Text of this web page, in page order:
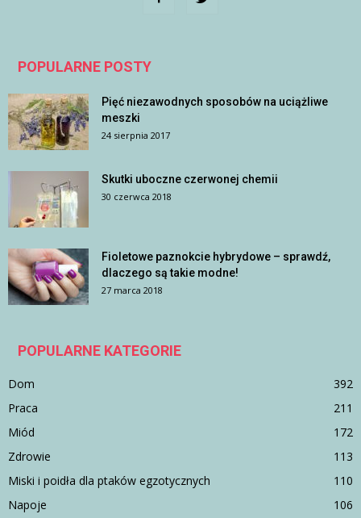
POPULARNE POSTY
Pięć niezawodnych sposobów na uciążliwe
meszki
24 sierpnia 2017
Skutki uboczne czerwonej chemii
30 czerwca 2018
Fioletowe paznokcie hybrydowe – sprawdź,
dlaczego są takie modne!
27 marca 2018
POPULARNE KATEGORIE
Dom
392
Praca
211
Miód
172
Zdrowie
113
Miski i poidła dla ptaków egzotycznych
110
Napoje
106